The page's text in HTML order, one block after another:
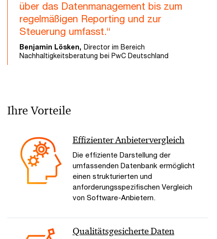
über das Datenmanagement bis zum
regelmäßigen Reporting und zur
Steuerung umfasst.“
Benjamin Lösken, Director im Bereich
Nachhaltigkeitsberatung bei PwC Deutschland
Ihre Vorteile
Effizienter Anbietervergleich
Die effiziente Darstellung der
umfassenden Datenbank ermöglicht
einen strukturierten und
anforderungsspezifischen Vergleich
von Software-Anbietern.
Qualitätsgesicherte Daten